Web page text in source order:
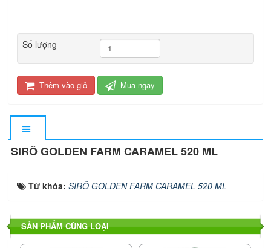
Số lượng
Thêm vào giỏ Mua ngay
SIRÔ GOLDEN FARM CARAMEL 520 ML
Từ khóa: SIRÔ GOLDEN FARM CARAMEL 520 ML
SẢN PHẨM CÙNG LOẠI